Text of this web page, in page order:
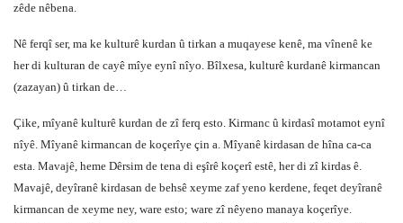
zêde nêbena.
Nê ferqî ser, ma ke kulturê kurdan û tirkan a muqayese kenê, ma vînenê ke
her di kulturan de cayê mîye eynî nîyo. Bîlxesa, kulturê kurdanê kirmancan
(zazayan) û tirkan de…
Çike, mîyanê kulturê kurdan de zî ferq esto. Kirmanc û kirdasî motamot eynî
nîyê. Mîyanê kirmancan de koçerîye çin a. Mîyanê kirdasan de hîna ca-ca
esta. Mavajê, heme Dêrsim de tena di eşîrê koçerî estê, her di zî kirdas ê.
Mavajê, deyîranê kirdasan de behsê xeyme zaf yeno kerdene, feqet deyîranê
kirmancan de xeyme ney, ware esto; ware zî nêyeno manaya koçerîye.